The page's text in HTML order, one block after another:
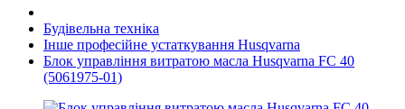
Будівельна техніка
Інше професійне устаткування Husqvarna
Блок управління витратою масла Husqvarna FC 40
(5061975-01)